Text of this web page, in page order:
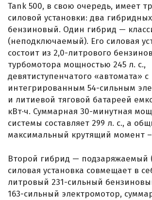
Tank 500, в свою очередь, имеет
силовой установки: два
бензиновый. Один гибрид —
(неподключаемый). Его силовая
состоит из 2,0-литрового
турбомотора мощностью 245 л. с.,
девятиступенчатого «автомата» с
интегрированным 54-сильным
и литиевой тяговой батареей
кВт·ч. Суммарная 30-минутная
системы составляет 299 л. с., а
максимальный крутящий момент
Второй гибрид — подзаряжаемый
силовая установка совмещает в
литровый 231-сильный
163-сильный электромотор,